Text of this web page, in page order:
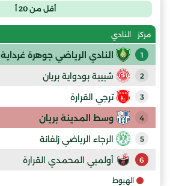
أقل من 20 أ
مركز النادي
1 النادي الرياضي جوهرة غرداية
2 شبيبة بودواية بريان
3 ترجي القرارة
4 وسط المدينة بريان
5 الرجاء الرياضي زلفانة
6 أولمبي المحمدي القرارة
الهبوط